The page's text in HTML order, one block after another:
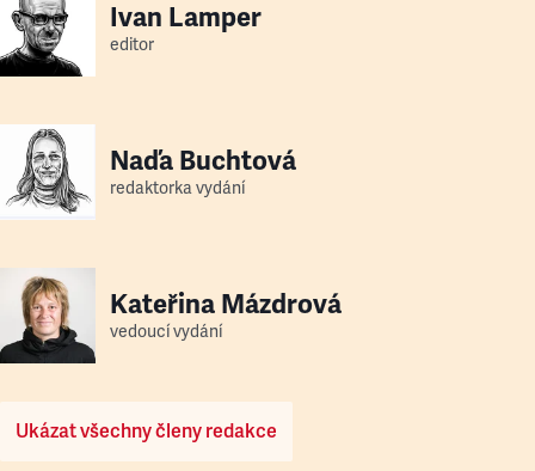
Ivan Lamper
editor
Naďa Buchtová
redaktorka vydání
Kateřina Mázdrová
vedoucí vydání
Ukázat všechny členy redakce